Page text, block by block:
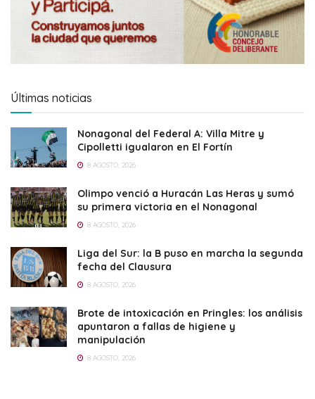
Últimas noticias
Nonagonal del Federal A: Villa Mitre y
Cipolletti igualaron en El Fortín
8 AGOSTO, 2026
Olimpo venció a Huracán Las Heras y sumó
su primera victoria en el Nonagonal
8 AGOSTO, 2026
Liga del Sur: la B puso en marcha la segunda
fecha del Clausura
8 AGOSTO, 2026
Brote de intoxicación en Pringles: los análisis
apuntaron a fallas de higiene y
manipulación
8 AGOSTO, 2026